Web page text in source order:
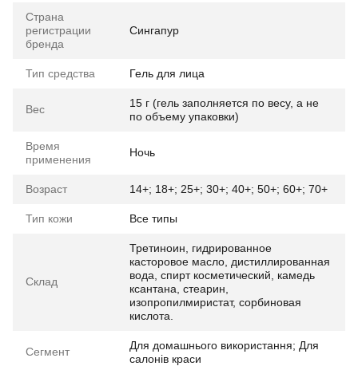
Страна
регистрации
бренда
Сингапур
Тип средства Гель для лица
Вес
15 г (гель заполняется по весу, а не
по объему упаковки)
Время
применения
Ночь
Возраст 14+; 18+; 25+; 30+; 40+; 50+; 60+; 70+
Тип кожи Все типы
Склад
Третиноин, гидрированное
касторовое масло, дистиллированная
вода, спирт косметический, камедь
ксантана, стеарин,
изопропилмиристат, сорбиновая
кислота.
Сегмент
Для домашнього використання; Для
салонів краси